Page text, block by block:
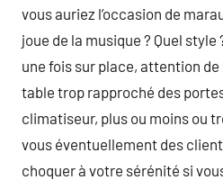
vous auriez l’occasion de
joue de la musique ? Quel style
une fois sur place, attention de
table trop rapproché des
climatiseur, plus ou moins ou
vous éventuellement des
choquer à votre sérénité si